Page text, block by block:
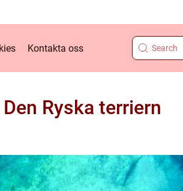
Kontakta oss
Ryska terriern